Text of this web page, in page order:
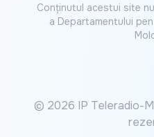
Conținutul acestui site
a Departamentului
© 2026 IP Teleradio-